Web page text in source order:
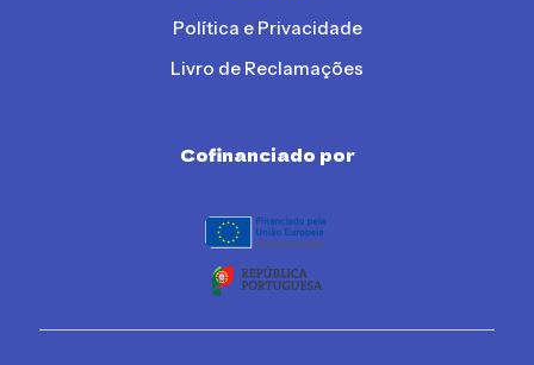
Política e Privacidade
Livro de Reclamações
Cofinanciado por